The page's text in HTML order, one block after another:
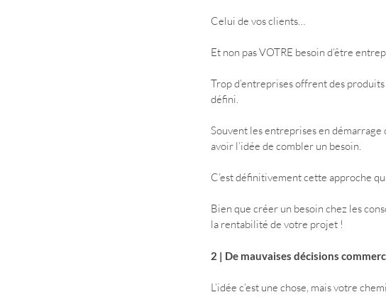
Celui de vos clients…
Et non pas VOTRE besoin d’être
Trop d’entreprises offrent des produits
défini.
Souvent les entreprises en
avoir l’idée de combler un besoin.
C’est définitivement cette approche
Bien que créer un besoin chez les
la rentabilité de votre projet !
2 | De mauvaises décisions
L’idée c’est une chose, mais votre